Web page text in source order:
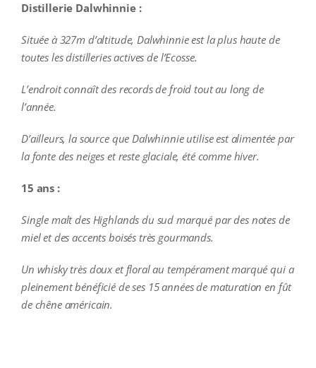
Distillerie Dalwhinnie :
Située à 327m d’altitude, Dalwhinnie est la plus haute de
toutes les distilleries actives de l’Ecosse.
L’endroit connaît des records de froid tout au long de
l’année.
D’ailleurs, la source que Dalwhinnie utilise est alimentée par
la fonte des neiges et reste glaciale, été comme hiver.
15 ans :
Single malt des Highlands du sud marqué par des notes de
miel et des accents boisés très gourmands.
Un whisky très doux et floral au tempérament marqué qui a
pleinement bénéficié de ses 15 années de maturation en fût
de chêne américain.